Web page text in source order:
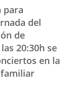
para
del
de
20:30h se
en la
familiar